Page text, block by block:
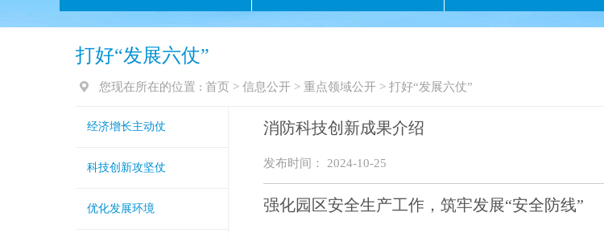
打好“发展六仗”
您现在所在的位置 :首页 >信息公开 >重点领域公开 >打好“发展六仗”
经济增长主动仗
科技创新攻坚仗
优化发展环境
消防科技创新成果介绍
发布时间： 2024-10-25
强化园区安全生产工作，筑牢发展“安全防线”